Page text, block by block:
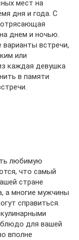
мест на
дня и года. С
днем и ночью.
встречи,
или
каждая девушка
в памяти
любимую
что самый
стране
а многие мужчины
справиться.
для вашей
вполне